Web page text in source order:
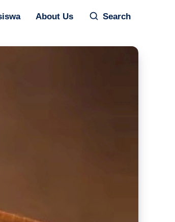
About Us Search